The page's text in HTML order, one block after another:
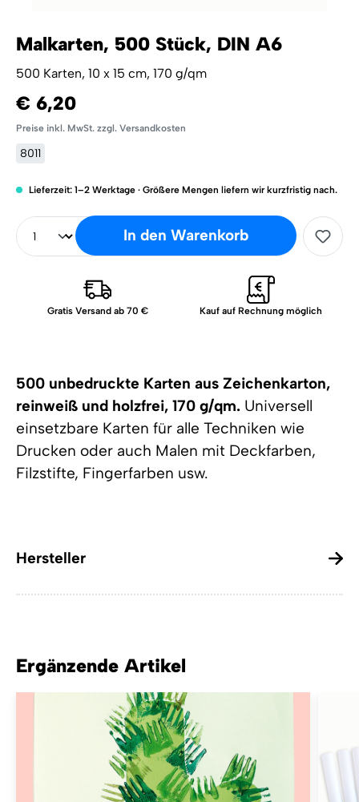
500 unbedruckte Karten aus Zeichenkarton,
reinweiß und holzfrei, 170 g/qm. Universell
einsetzbare Karten für alle Techniken wie
Drucken oder auch Malen mit Deckfarben,
Filzstifte, Fingerfarben usw.
Hersteller
Malkarten, 500 Stück, DIN A6
500 Karten, 10 x 15 cm, 170 g/qm
€ 6,20
Preise inkl. MwSt. zzgl. Versandkosten
8011
Lieferzeit: 1–2 Werktage · Größere Mengen liefern wir kurzfristig nach.
In den Warenkorb
Gratis Versand ab 70 € Kauf auf Rechnung möglich
Ergänzende Artikel